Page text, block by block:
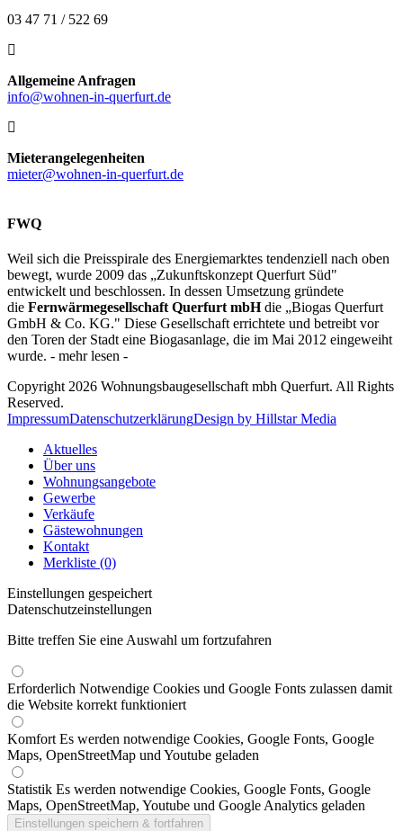
03 47 71 / 522 69
Allgemeine Anfragen
info@wohnen-in-querfurt.de
Mieterangelegenheiten
mieter@wohnen-in-querfurt.de
FWQ
Weil sich die Preisspirale des Energiemarktes tendenziell nach oben
bewegt, wurde 2009 das „Zukunftskonzept Querfurt Süd"
entwickelt und beschlossen. In dessen Umsetzung gründete
dieFernwärmegesellschaft Querfurt mbHdie „Biogas Querfurt
GmbH & Co. KG." Diese Gesellschaft errichtete und betreibt vor
den Toren der Stadt eine Biogasanlage, die im Mai 2012 eingeweiht
wurde. - mehr lesen -
Copyright 2026 Wohnungsbaugesellschaft mbh Querfurt. All Rights
Reserved.
ImpressumDatenschutzerklärungDesign by Hillstar Media
Aktuelles
Über uns
Wohnungsangebote
Gewerbe
Verkäufe
Gästewohnungen
Kontakt
Merkliste (0)
Einstellungen gespeichert
Datenschutzeinstellungen
Bitte treffen Sie eine Auswahl um fortzufahren
Erforderlich Notwendige Cookies und Google Fonts zulassen damit
die Website korrekt funktioniert
Komfort Es werden notwendige Cookies, Google Fonts, Google
Maps, OpenStreetMap und Youtube geladen
Statistik Es werden notwendige Cookies, Google Fonts, Google
Maps, OpenStreetMap, Youtube und Google Analytics geladen